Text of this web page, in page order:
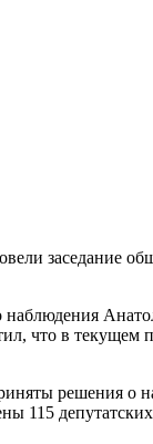
заседание
что в текущем
решения
115